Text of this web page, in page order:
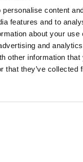
content
features and to
about your use
and
other information that
that they’ve collected
Verder lezen